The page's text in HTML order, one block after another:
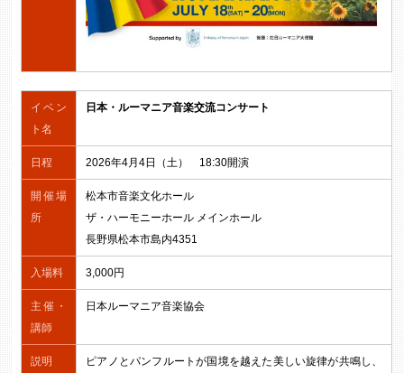
イベン
ト名
日本・ルーマニア音楽交流コンサート
日程 2026年4月4日（土） 18:30開演
開催場
所
松本市音楽文化ホール
ザ・ハーモニーホール メインホール
長野県松本市島内4351
入場料 3,000円
主催・
講師
日本ルーマニア音楽協会
説明
ピアノとパンフルートが国境を越えた美しい旋律が共鳴し、